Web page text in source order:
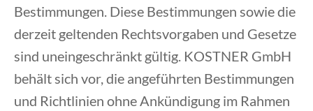
Bestimmungen. Diese Bestimmungen sowie die
derzeit geltenden Rechtsvorgaben und Gesetze
sind uneingeschränkt gültig. KOSTNER GmbH
behält sich vor, die angeführten Bestimmungen
und Richtlinien ohne Ankündigung im Rahmen